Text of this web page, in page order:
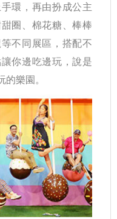
環，再由扮成公主
圈、棉花糖、棒棒
不同展區，搭配不
你邊吃邊玩，說是
樂園。